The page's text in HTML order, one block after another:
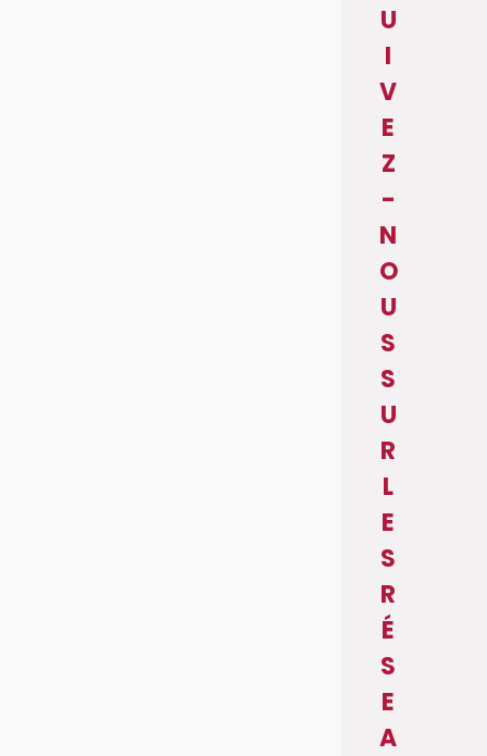
U
I
V
E
Z
-
N
O
U
S
S
U
R
L
E
S
R
É
S
E
A